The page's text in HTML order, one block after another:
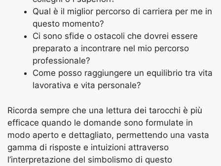
Qual è il miglior percorso di carriera per me in
questo momento?
Ci sono sfide o ostacoli che dovrei essere
preparato a incontrare nel mio percorso
professionale?
Come posso raggiungere un equilibrio tra vita
lavorativa e vita personale?
Ricorda sempre che una lettura dei tarocchi è più
efficace quando le domande sono formulate in
modo aperto e dettagliato, permettendo una vasta
gamma di risposte e intuizioni attraverso
l’interpretazione del simbolismo di questo